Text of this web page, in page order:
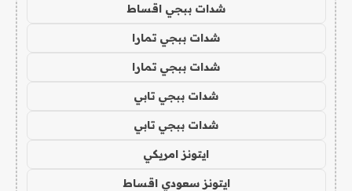
شدات ببجي اقساط
شدات ببجي تمارا
شدات ببجي تمارا
شدات ببجي تابي
شدات ببجي تابي
ايتونز امريكي
ايتونز سعودي اقساط